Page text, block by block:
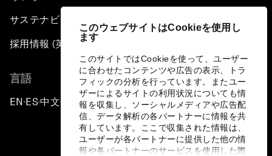
このウェブサイトはCookieを使用し
ます
このサイトではCookieを使って、ユーザー
に合わせたコンテンツや広告の表示、トラ
フィックの分析を行っています。またユー
ザーによるサイトの利用状況についても情
報を収集し、ソーシャルメディアや広告配
信、データ解析の各パートナーに情報を共
有しています。ここで収集された情報は、
ユーザーが各パートナーに提供した他の情
報や各パートナーのサービスを使用した際
サステナビリティへの取り組み
採用情報 (英語のみ)
言語
EN ▪ES▪中文▪ 日本語